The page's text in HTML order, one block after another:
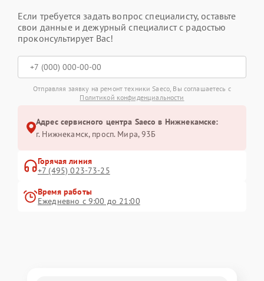
Если требуется задать вопрос специалисту, оставьте
свои данные и дежурный специалист с радостью
проконсультирует Вас!
Отправляя заявку на ремонт техники Saeco, Вы соглашаетесь с
Политикой конфиденциальности
Адрес сервисного центра Saeco в Нижнекамске:
г. Нижнекамск, просп. Мира, 93Б
Горячая линия
+7 (495) 023-73-25
Время работы
Ежедневно с 9:00 до 21:00